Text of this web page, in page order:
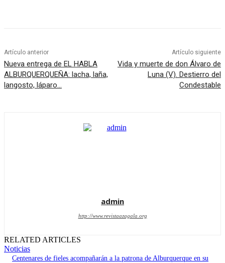
Artículo anterior
Nueva entrega de EL HABLA
ALBURQUERQUEÑA: lacha, laña,
langosto, láparo…
Artículo siguiente
Vida y muerte de don Álvaro de
Luna (V). Destierro del
Condestable
admin
http://www.revistaazagala.org
RELATED ARTICLES
Noticias
Centenares de fieles acompañarán a la patrona de Alburquerque en su